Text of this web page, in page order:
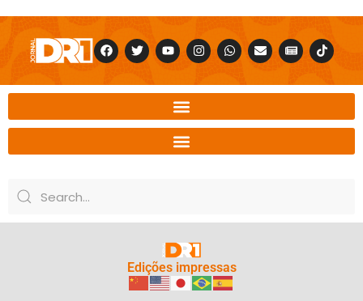
Edições impressas